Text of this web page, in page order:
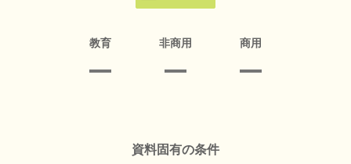
教育 非商用 商用
資料固有の条件